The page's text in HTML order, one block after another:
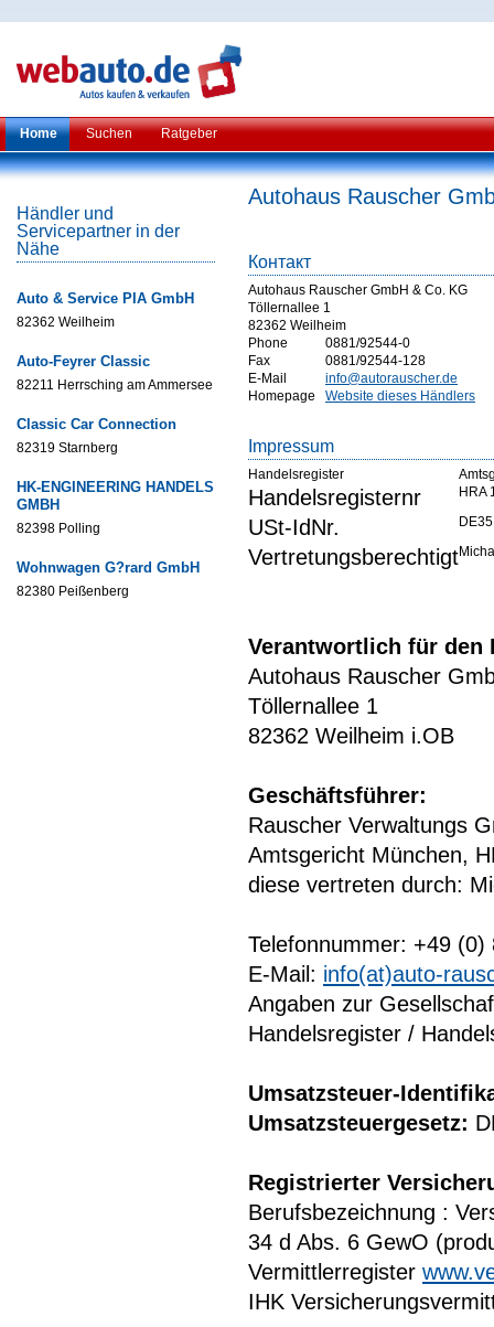
Home Suchen Ratgeber
Händler und
Servicepartner in der
Nähe
Auto & Service PIA GmbH
82362 Weilheim
Auto-Feyrer Classic
82211 Herrsching am Ammersee
Classic Car Connection
82319 Starnberg
HK-ENGINEERING HANDELS
GMBH
82398 Polling
Wohnwagen G?rard GmbH
82380 Peißenberg
Autohaus Rauscher
Контакт
Autohaus Rauscher GmbH & Co. KG
Töllernallee 1
82362 Weilheim
Phone
0881/92544-0
Fax
0881/92544-128
E-Mail
info@autorauscher.de
Homepage
Website dieses Händlers
Impressum
Handelsregister
Handelsregisternr HRA
USt-IdNr.
Vertretungsberechtigt
Verantwortlich für den
Autohaus Rauscher
Töllernallee 1
82362 Weilheim i.OB
Geschäftsführer:
Rauscher Verwaltungs
Amtsgericht München,
diese vertreten durch:
Telefonnummer: +49 (0)
E-Mail: info(at)auto-
Angaben zur
Handelsregister /
Umsatzsteuer-
Umsatzsteuergesetz:
Registrierter
Berufsbezeichnung :
34 d Abs. 6 GewO
Vermittlerregister
IHK